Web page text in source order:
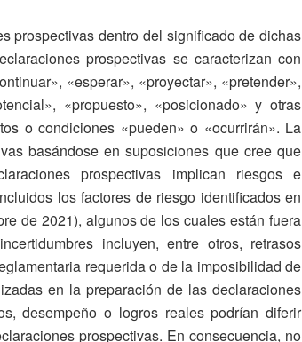
prospectivas dentro del significado de dichas
prospectivas se caracterizan con
«esperar», «proyectar», «pretender»,
«propuesto», «posicionado» y otras
o condiciones «pueden» o «ocurrirán». La
basándose en suposiciones que cree que
prospectivas implican riesgos e
los factores de riesgo identificados en
de 2021), algunos de los cuales están fuera
incluyen, entre otros, retrasos
requerida o de la imposibilidad de
en la preparación de las declaraciones
desempeño o logros reales podrían diferir
prospectivas. En consecuencia, no